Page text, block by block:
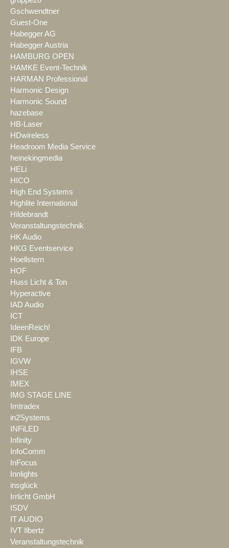
Gschwendtner
Guest-One
Habegger AG
Habegger Austria
HAMBURG OPEN
HAMKE Event-Technik
HARMAN Professional
Harmonic Design
Harmonic Sound
hazebase
HB-Laser
HDwireless
Headroom Media Service
heinekingmedia
HELi
HICO
High End Systems
Highlite International
Hildebrandt
Veranstaltungstechnik
HK Audio
HKG Eventservice
Hoellstern
HOF
Huss Licht & Ton
Hyperactive
IAD Audio
ICT
IdeenReich!
IDK Europe
IFB
IGVW
IHSE
IMEX
IMG STAGE LINE
Imtradex
in2Systems
INFiLED
Infinity
InfoComm
InFocus
Innlights
insglück
Irrlicht GmbH
ISDV
IT AUDIO
IVT Ilbertz
Veranstaltungstechnik